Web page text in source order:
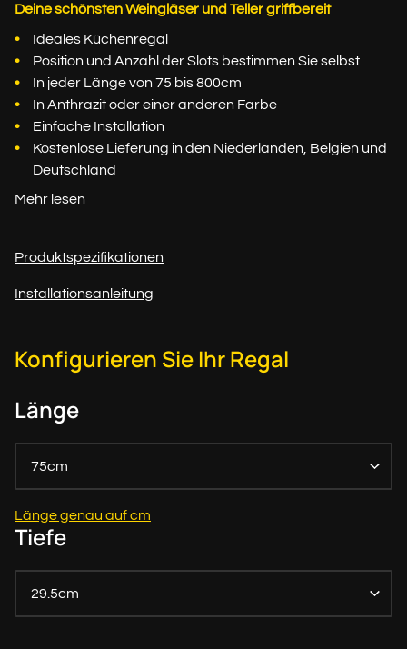
Deine schönsten Weingläser und Teller griffbereit
Ideales Küchenregal
Position und Anzahl der Slots bestimmen Sie selbst
In jeder Länge von 75 bis 800cm
In Anthrazit oder einer anderen Farbe
Einfache Installation
Kostenlose Lieferung in den Niederlanden, Belgien und
Deutschland
Mehr lesen
Produktspezifikationen
Installationsanleitung
Konfigurieren Sie Ihr Regal
Länge
75cm
Länge genau auf cm
Tiefe
29.5cm